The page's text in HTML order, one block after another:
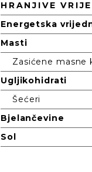
HRANJIVE
Energetska
Masti
Zasićene masne
Ugljikohidrati
Šećeri
Bjelančevine
Sol